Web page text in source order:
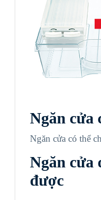
Ngăn cửa
Ngăn cửa có thể
Ngăn cửa
được